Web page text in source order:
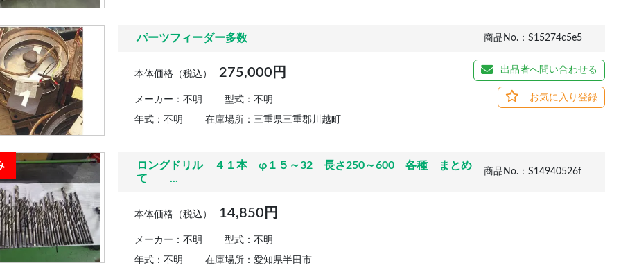
パーツフィーダー多数 商品No.：S15274c5e5
本体価格（税込） 275,000円
メーカー：不明 型式：不明
年式：不明 在庫場所：三重県三重郡川越町
出品者へ問い合わせる
お気に入り登録
ロングドリル ４１本 φ１５～32 長さ250～600 各種 まとめ
て ...
商品No.：S14940526f
本体価格（税込） 14,850円
メーカー：不明 型式：不明
年式：不明 在庫場所：愛知県半田市